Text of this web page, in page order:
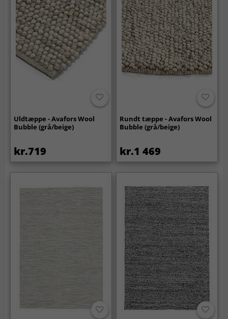
Uldtæppe - Avafors Wool
Bubble (grå/beige)
kr.719
Rundt tæppe - Avafors Wool
Bubble (grå/beige)
kr.1 469